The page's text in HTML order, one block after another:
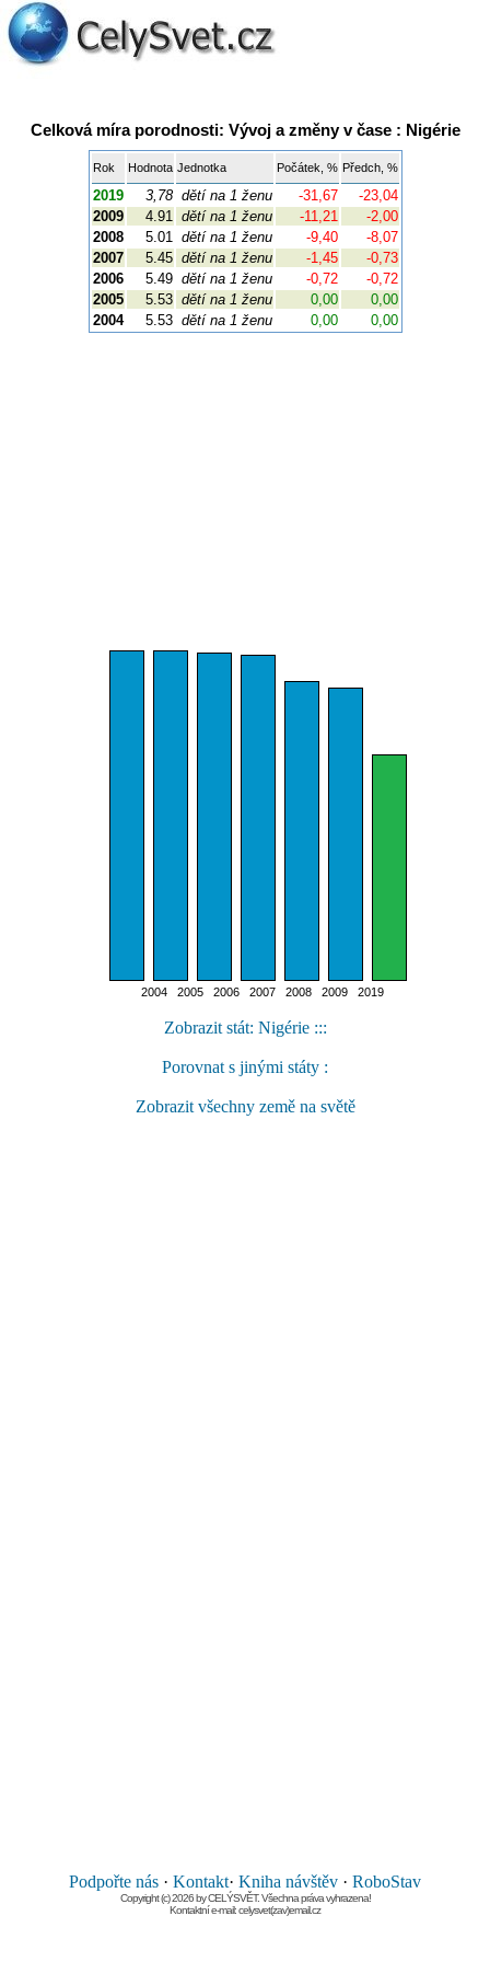
Celková míra porodnosti: Vývoj a změny v čase : Nigérie
Rok Hodnota Jednotka Počátek, % Předch, %
2019 3,78 dětí na 1 ženu -31,67
-23,04
2009
4.91 dětí na 1 ženu -11,21
-2,00
2008
5.01 dětí na 1 ženu -9,40
-8,07
2007
5.45 dětí na 1 ženu -1,45
-0,73
2006
5.49 dětí na 1 ženu -0,72
-0,72
2005
5.53 dětí na 1 ženu 0,00
0,00
2004
5.53 dětí na 1 ženu 0,00 0,00
2004 2005 2006 2007 2008 2009 2019
Zobrazit stát: Nigérie :::
Porovnat s jinými státy :
Zobrazit všechny země na světě
Podpořte nás · Kontakt· Kniha návštěv · RoboStav
Copyright (c) 2026 by CELÝSVĚT. Všechna práva vyhrazena!
Kontaktní e-mail: celysvet(zav)email.cz